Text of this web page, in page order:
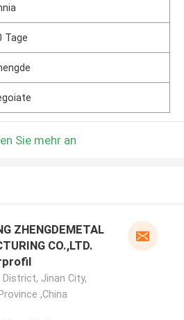
Tage
Sie mehr an
ZHENGDEMETAL
CO.,LTD.
District, Jinan City,
,China